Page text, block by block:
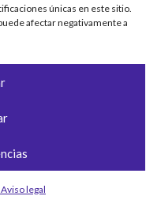
únicas en este sitio.
afectar negativamente a
Aviso legal
IF. Ilusión